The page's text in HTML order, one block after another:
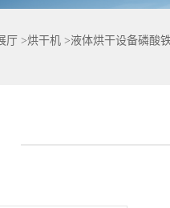
厅 >烘干机 >液体烘干设备磷酸